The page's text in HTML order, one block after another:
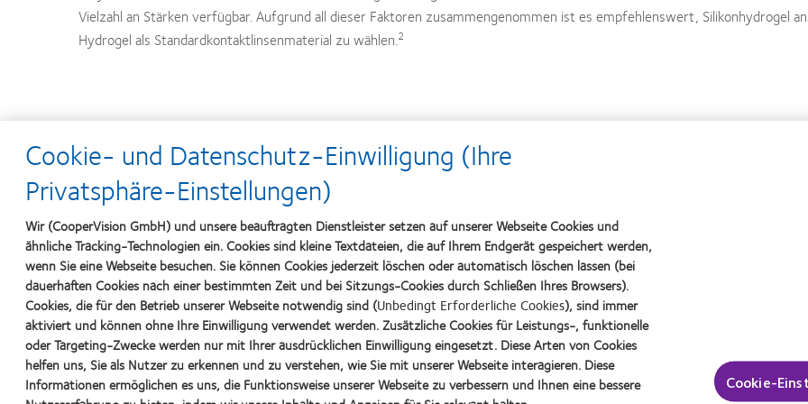
Vielzahl an Stärken verfügbar. Aufgrund all dieser Faktoren zusammengenommen ist es empfehlenswert, Silikonhydrogel
Hydrogel als Standardkontaktlinsenmaterial zu wählen.2
1 Morgan PB, Woods CA, Tranoudis IG, et al. International contact lens prescribing in 2015. Contact Lens Spectrum. 2016; 31(1):24-29.
2 Fonn D, Sweeney D. The benefits of silicone hydrogel daily disposable lenses. Contact Lens Spectrum. 2015; 30:42-45.
3 Sweeney DF, Gauthier C, Terry R. The effects of long-term contact lens wear on the anterior eye. Invest Ophthalmol Vis Sci. 1992; 33(S):1293.
4 Morgan PB, Chamberlain P, Moody K, Maldonado-Codina C. Ocular physiology and comfort in neophyte subjects fitted with daily disposable silicone hydrogel contact lenses.
Anterior Eye. 2013; 36(3):118-125.
5 Covey M, Sweeney DF, Terry R, Sankaridurg PR, Holden BA. Hypoxic effects on the anterior eye of high-Dk soft contact lens wearers are negligible. Optom Vis Sci. 2001;
6 Jones L, Brennan NA, González-Méijome J, et al. The TFOS International Workshop on Contact Lens Discomfort: report of the contact lens materials, design, and care
Invest Ophthalmol Vis Sci. 2013; 54(11):TFOS37-TFOS70.
7 Guillon M. Are silicone hydrogel contact lenses more comfortable than hydrogel contact lenses? Eye Contact Lens. 2013; 39(1):86-92.
Cookie- und Datenschutz-Einwilligung (Ihre
Privatsphäre-Einstellungen)
Wir (CooperVision GmbH) und unsere beauftragten Dienstleister setzen auf unserer Webseite Cookies und
ähnliche Tracking-Technologien ein. Cookies sind kleine Textdateien, die auf Ihrem Endgerät gespeichert werden,
wenn Sie eine Webseite besuchen. Sie können Cookies jederzeit löschen oder automatisch löschen lassen (bei
dauerhaften Cookies nach einer bestimmten Zeit und bei Sitzungs-Cookies durch Schließen Ihres Browsers).
Cookies, die für den Betrieb unserer Webseite notwendig sind (Unbedingt Erforderliche Cookies), sind immer
aktiviert und können ohne Ihre Einwilligung verwendet werden. Zusätzliche Cookies für Leistungs-, funktionelle
oder Targeting-Zwecke werden nur mit Ihrer ausdrücklichen Einwilligung eingesetzt. Diese Arten von Cookies
helfen uns, Sie als Nutzer zu erkennen und zu verstehen, wie Sie mit unserer Webseite interagieren. Diese
Informationen ermöglichen es uns, die Funktionsweise unserer Webseite zu verbessern und Ihnen eine bessere
Cookie-